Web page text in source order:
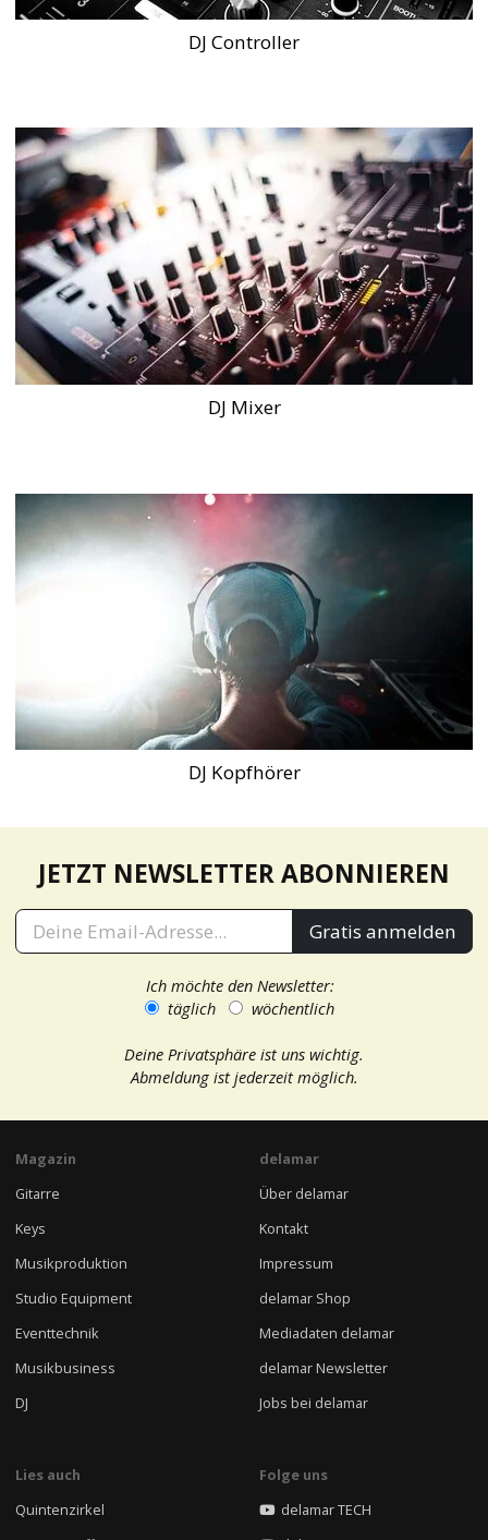
DJ Controller
DJ Mixer
DJ Kopfhörer
JETZT NEWSLETTER ABONNIEREN
Gratis anmelden
Ich möchte den Newsletter:
täglich
wöchentlich
Deine Privatsphäre ist uns wichtig.
Abmeldung ist jederzeit möglich.
Magazin
Gitarre
Keys
Musikproduktion
Studio Equipment
Eventtechnik
Musikbusiness
DJ
delamar
Über delamar
Kontakt
Impressum
delamar Shop
Mediadaten delamar
delamar Newsletter
Jobs bei delamar
Lies auch
Quintenzirkel
Folge uns
delamar TECH